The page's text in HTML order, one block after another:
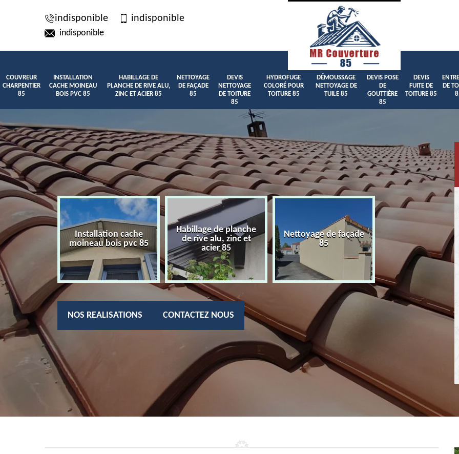
indisponible indisponible
indisponible
COUVREUR
CHARPENTIER
85
INSTALLATION
CACHE MOINEAU
BOIS PVC 85
HABILLAGE DE
PLANCHE DE RIVE ALU,
ZINC ET ACIER 85
NETTOYAGE
DE FAÇADE
85
DEVIS
NETTOYAGE
DE TOITURE
85
HYDROFUGE
COLORÉ POUR
TOITURE 85
DÉMOUSSAGE
NETTOYAGE DE
TUILE 85
DEVIS POSE
DE
GOUTTIÈRE
85
DEVIS
FUITE DE
TOITURE 85
DE
Installation cache
moineau bois pvc 85
Habillage de planche
de rive alu, zinc et
acier 85
Nettoyage de façade
85
Devis nettoyage
toiture 85
NOS REALISATIONS CONTACTEZ NOUS